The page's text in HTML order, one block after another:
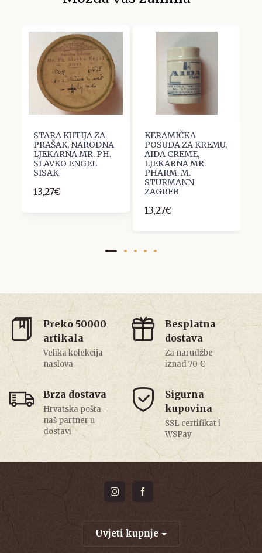
STARA KUTIJA ZA
PRAŠAK, NARODNA
LJEKARNA MR. PH.
SLAVKO ENGEL
SISAK
13,27€
KERAMIČKA
POSUDA ZA KREMU,
AIDA CREME,
LJEKARNA MR.
PHARM. M.
STURMANN
ZAGREB
13,27€
Preko 50000
artikala
Velika kolekcija
naslova
Besplatna
dostava
Za narudžbe
iznad 70 €
Brza dostava
Hrvatska pošta -
naš partner u
dostavi
Sigurna
kupovina
SSL certifikat i
WSPay
Uvjeti kupnje